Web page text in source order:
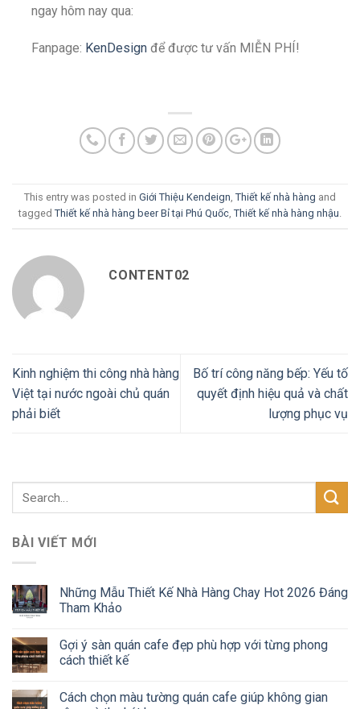
ngay hôm nay qua:
Fanpage: KenDesign để được tư vấn MIỄN PHÍ!
This entry was posted in Giới Thiệu Kendeign, Thiết kế nhà hàng and
tagged Thiết kế nhà hàng beer Bỉ tại Phú Quốc, Thiết kế nhà hàng nhậu.
CONTENT02
Kinh nghiệm thi công nhà hàng
Việt tại nước ngoài chủ quán
phải biết
Bố trí công năng bếp: Yếu tố
quyết định hiệu quả và chất
lượng phục vụ
BÀI VIẾT MỚI
Những Mẫu Thiết Kế Nhà Hàng Chay Hot 2026 Đáng
Tham Khảo
Gợi ý sàn quán cafe đẹp phù hợp với từng phong
cách thiết kế
Cách chọn màu tường quán cafe giúp không gian